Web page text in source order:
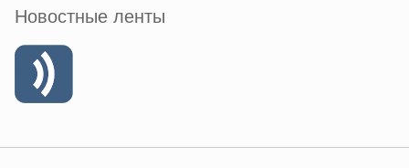
Новостные ленты